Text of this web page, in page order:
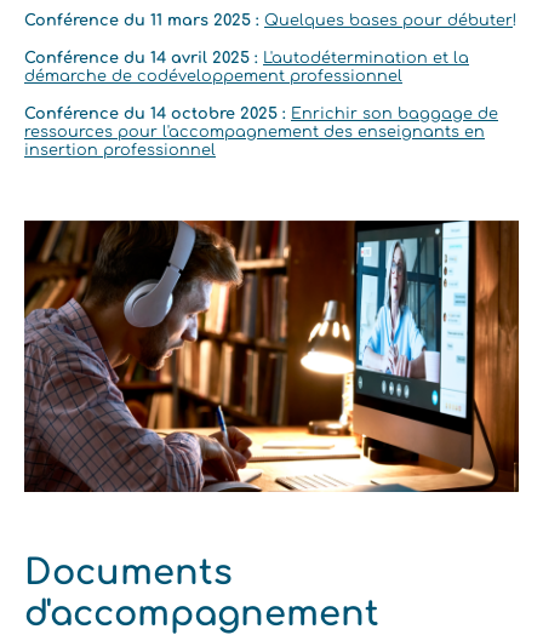
Conférence du 11 mars 2025 : Quelques bases pour débuter!
Conférence du 14 avril 2025 : L'autodétermination et la
démarche de codéveloppement professionnel
Conférence du 14 octobre 2025 : Enrichir son baggage de
ressources pour l'accompagnement des enseignants en
insertion professionnel
Documents
d'accompagnement